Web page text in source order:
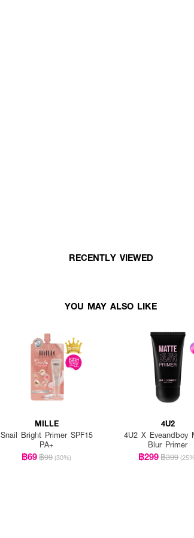
RECENTLY VIEWED
YOU MAY ALSO LIKE
MILLE
Snail Bright Primer SPF15
PA+
฿69฿99 (30%)
4U2
4U2 X Eveandboy
Blur Primer
฿299฿399